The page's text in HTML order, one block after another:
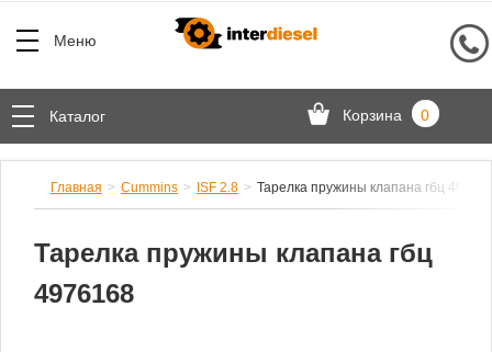
Меню
Каталог Корзина 0
Главная Cummins ISF 2.8 Тарелка пружины клапана гбц
Тарелка пружины клапана гбц
4976168